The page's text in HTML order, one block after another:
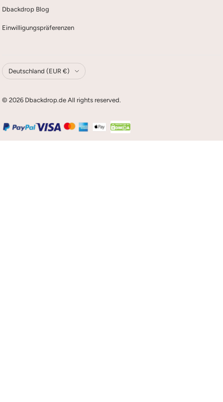
Dbackdrop Blog
Einwilligungspräferenzen
Land/Region
Deutschland (EUR €)
© 2026 Dbackdrop.de All rights reserved.